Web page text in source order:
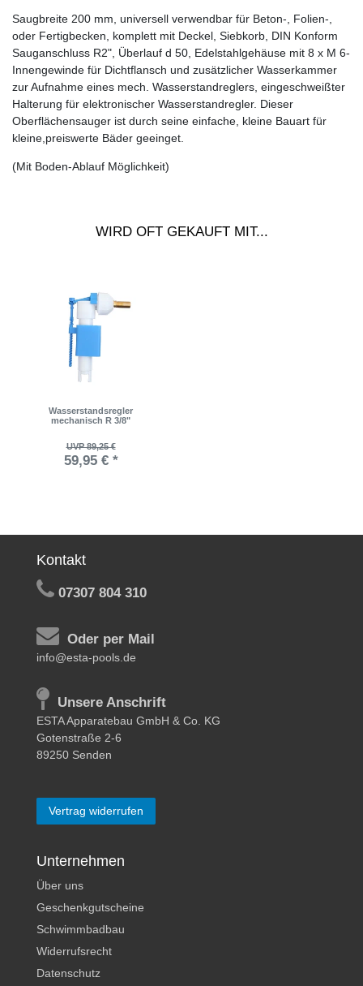
Saugbreite 200 mm, universell verwendbar für Beton-, Folien-,
oder Fertigbecken, komplett mit Deckel, Siebkorb, DIN Konform
Sauganschluss R2", Überlauf d 50, Edelstahlgehäuse mit 8 x M 6-
Innengewinde für Dichtflansch und zusätzlicher Wasserkammer
zur Aufnahme eines mech. Wasserstandreglers, eingeschweißter
Halterung für elektronischer Wasserstandregler. Dieser
Oberflächensauger ist durch seine einfache, kleine Bauart für
kleine,preiswerte Bäder geeinget.
(Mit Boden-Ablauf Möglichkeit)
WIRD OFT GEKAUFT MIT...
Wasserstandsregler
mechanisch R 3/8"
UVP 89,25 €
59,95 € *
Kontakt
07307 804 310
Oder per Mail
info@esta-pools.de
Unsere Anschrift
ESTA Apparatebau GmbH & Co. KG
Gotenstraße 2-6
89250 Senden
Vertrag widerrufen
Unternehmen
Über uns
Geschenkgutscheine
Schwimmbadbau
Widerrufsrecht
Datenschutz